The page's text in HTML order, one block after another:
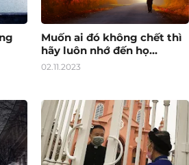
Muốn ai đó không chết thì
hãy luôn nhớ đến họ...
02.11.2023